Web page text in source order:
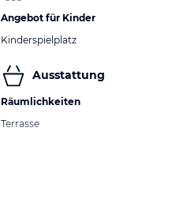
Angebot für Kinder
Kinderspielplatz
Ausstattung
Räumlichkeiten
Terrasse